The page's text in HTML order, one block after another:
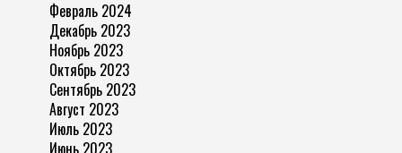
Февраль 2024
Декабрь 2023
Ноябрь 2023
Октябрь 2023
Сентябрь 2023
Август 2023
Июль 2023
Июнь 2023